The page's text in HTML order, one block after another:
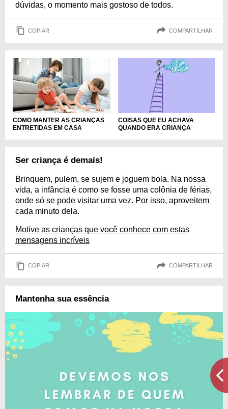
dúvidas, o momento mais gostoso de todos.
COPIAR COMPARTILHAR
COMO MANTER AS CRIANÇAS
ENTRETIDAS EM CASA
COISAS QUE EU ACHAVA
QUANDO ERA CRIANÇA
Ser criança é demais!
Brinquem, pulem, se sujem e joguem bola. Na nossa
vida, a infância é como se fosse uma colônia de férias,
onde só se pode visitar uma vez. Por isso, aproveitem
cada minuto dela.
Motive as crianças que você conhece com estas
mensagens incríveis
COPIAR COMPARTILHAR
Mantenha sua essência